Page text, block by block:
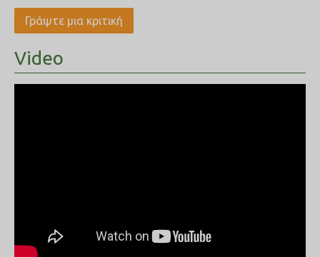
Γράψτε μια κριτική
Video